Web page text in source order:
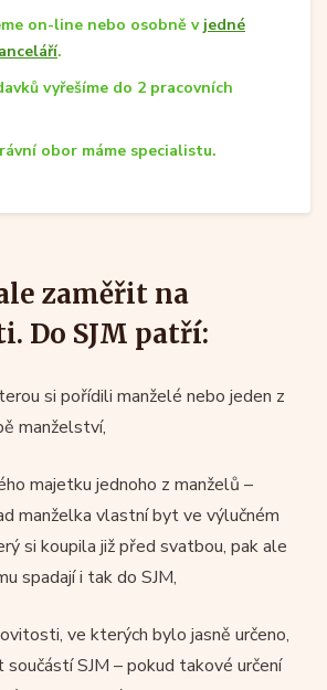
on-line nebo osobně v jedné
.
vyřešíme do 2 pracovních
obor máme specialistu.
zaměřit na
Do SJM patří:
si pořídili manželé nebo jeden z
manželství,
majetku jednoho z manželů –
manželka vlastní byt ve výlučném
si koupila již před svatbou, pak ale
spadají i tak do SJM,
ve kterých bylo jasně určeno,
součástí SJM – pokud takové určení